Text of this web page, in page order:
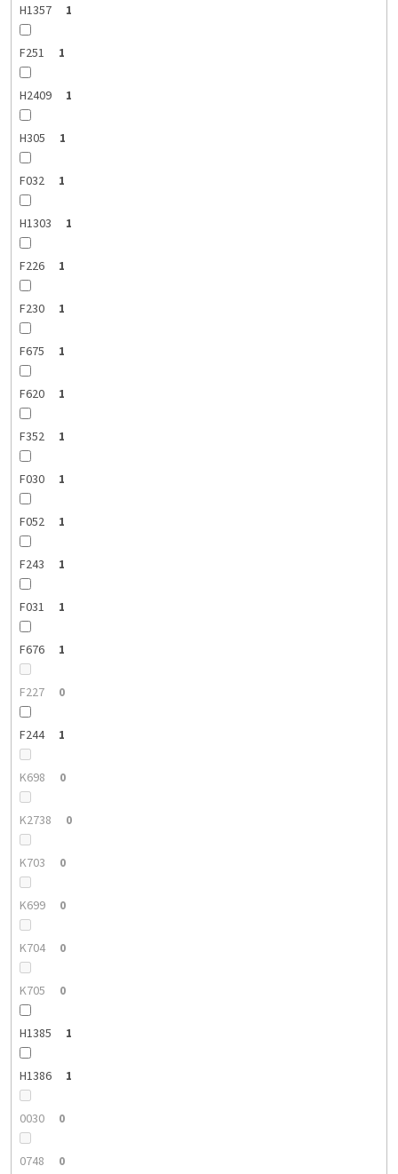
H1357 1
F251 1
H2409 1
H305 1
F032 1
H1303 1
F226 1
F230 1
F675 1
F620 1
F352 1
F030 1
F052 1
F243 1
F031 1
F676 1
F227 0
F244 1
K698 0
K2738 0
K703 0
K699 0
K704 0
K705 0
H1385 1
H1386 1
0030 0
0748 0